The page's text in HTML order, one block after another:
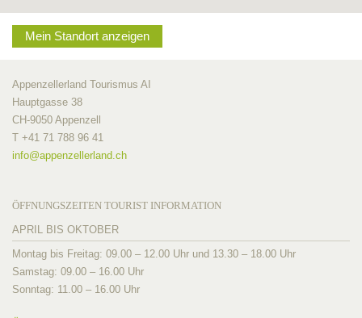
Mein Standort anzeigen
Appenzellerland Tourismus AI
Hauptgasse 38
CH-9050 Appenzell
T +41 71 788 96 41
info@appenzellerland.ch
ÖFFNUNGSZEITEN TOURIST INFORMATION
APRIL BIS OKTOBER
Montag bis Freitag: 09.00 – 12.00 Uhr und 13.30 – 18.00 Uhr
Samstag: 09.00 – 16.00 Uhr
Sonntag: 11.00 – 16.00 Uhr